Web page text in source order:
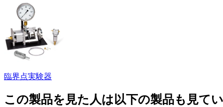
臨界点実験器
この製品を見た人は以下の製品も見て